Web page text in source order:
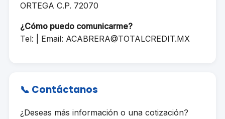
ORTEGA C.P. 72070
¿Cómo puedo comunicarme?
Tel: | Email: ACABRERA@TOTALCREDIT.MX
📞 Contáctanos
¿Deseas más información o una cotización?